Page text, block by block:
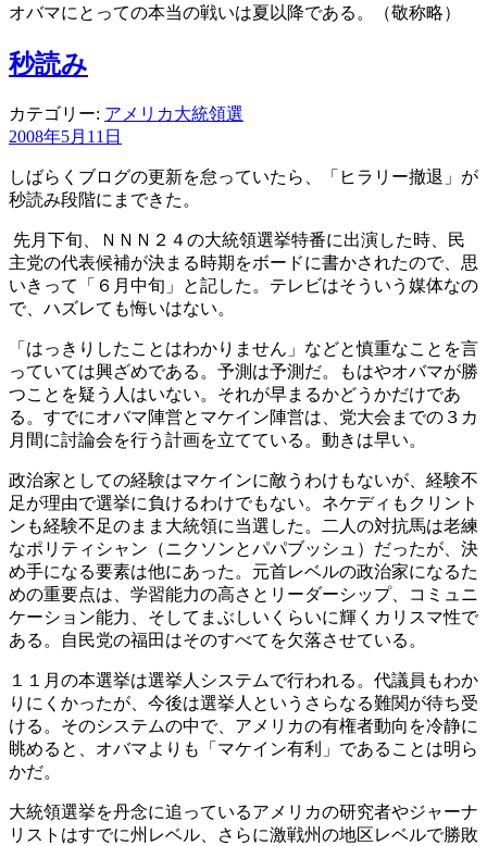
オバマにとっての本当の戦いは夏以降である。（敬称略）
秒読み
カテゴリー: アメリカ大統領選
2008年5月11日
しばらくブログの更新を怠っていたら、「ヒラリー撤退」が
秒読み段階にまできた。
先月下旬、ＮＮＮ２４の大統領選挙特番に出演した時、民
主党の代表候補が決まる時期をボードに書かされたので、思
いきって「６月中旬」と記した。テレビはそういう媒体なの
で、ハズレても悔いはない。
「はっきりしたことはわかりません」などと慎重なことを言
っていては興ざめである。予測は予測だ。もはやオバマが勝
つことを疑う人はいない。それが早まるかどうかだけであ
る。すでにオバマ陣営とマケイン陣営は、党大会までの３カ
月間に討論会を行う計画を立てている。動きは早い。
政治家としての経験はマケインに敵うわけもないが、経験不
足が理由で選挙に負けるわけでもない。ネケディもクリント
ンも経験不足のまま大統領に当選した。二人の対抗馬は老練
なポリティシャン（ニクソンとパパブッシュ）だったが、決
め手になる要素は他にあった。元首レベルの政治家になるた
めの重要点は、学習能力の高さとリーダーシップ、コミュニ
ケーション能力、そしてまぶしいくらいに輝くカリスマ性で
ある。自民党の福田はそのすべてを欠落させている。
１１月の本選挙は選挙人システムで行われる。代議員もわか
りにくかったが、今後は選挙人というさらなる難関が待ち受
ける。そのシステムの中で、アメリカの有権者動向を冷静に
眺めると、オバマよりも「マケイン有利」であることは明ら
かだ。
大統領選挙を丹念に追っているアメリカの研究者やジャーナ
リストはすでに州レベル、さらに激戦州の地区レベルで勝敗